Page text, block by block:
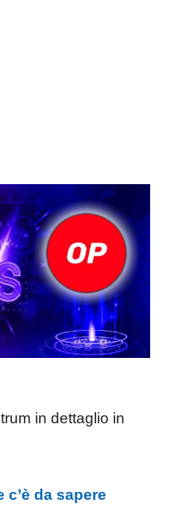
in dettaglio in
da sapere